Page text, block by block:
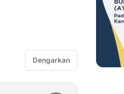
Dengarkan